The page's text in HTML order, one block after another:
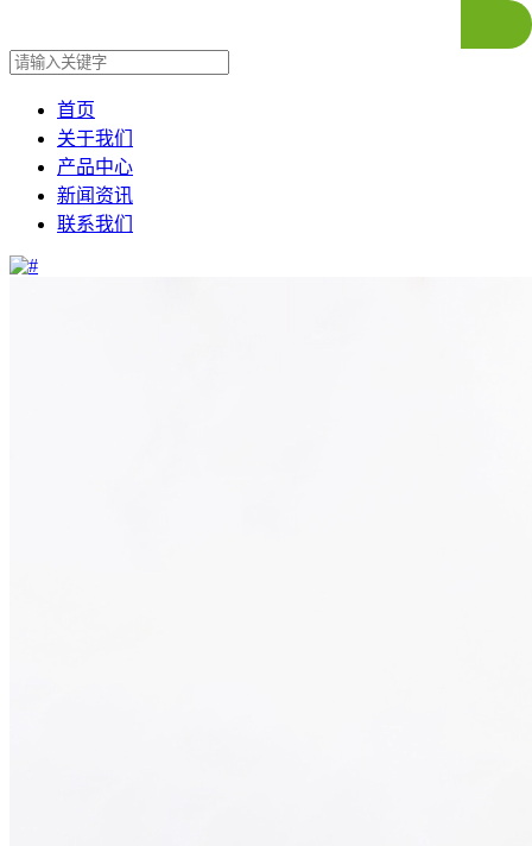
首页
关于我们
产品中心
新闻资讯
联系我们